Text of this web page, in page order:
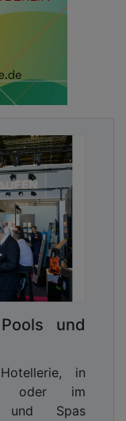
und
in
oder im
und Spas